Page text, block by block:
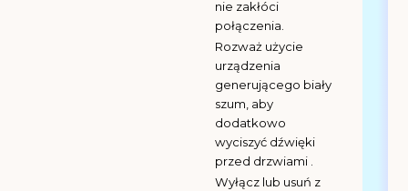
nie zakłóci
połączenia.
Rozważ użycie
urządzenia
generującego biały
szum, aby
dodatkowo
wyciszyć dźwięki
przed drzwiami .
Wyłącz lub usuń z